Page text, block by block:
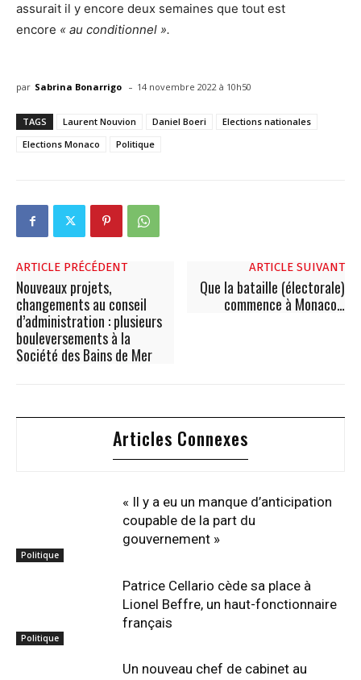
assurait il y encore deux semaines que tout est
encore « au conditionnel ».
par Sabrina Bonarrigo - 14 novembre 2022 à 10h50
TAGS Laurent Nouvion Daniel Boeri
Elections nationales
Elections Monaco
Politique
ARTICLE PRÉCÉDENT
Nouveaux projets,
changements au conseil
d’administration : plusieurs
bouleversements à la
Société des Bains de Mer
ARTICLE SUIVANT
Que la bataille (électorale)
commence à Monaco…
Articles Connexes
Politique
« Il y a eu un manque d’anticipation
coupable de la part du
gouvernement »
Politique
Patrice Cellario cède sa place à
Lionel Beffre, un haut-fonctionnaire
français
Un nouveau chef de cabinet au